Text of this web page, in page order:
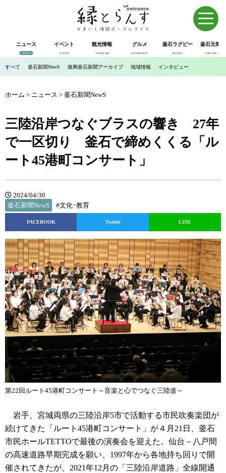
ニュース
NEWS
イベント
EVENT
観光情報
TOURISM
グルメ
GOURUMET
釜石ラグビー
RUGBY
釜石元気
ONLINE SHOP
すべて 釜石新聞NewS 復興釜石新聞アーカイブ 地域情報 インタビュー
ホーム > ニュース > 釜石新聞NewS
三陸沿岸つなぐブラスの響き 27年
で一区切り 釜石で締めくくる「ル
ート45港町コンサート」
2024/04/30
釜石新聞NewS
#文化･教育
FACEBOOK Twitter LINE
第22回ルート45港町コンサート～音楽と心でつなぐ三陸道～
岩手、宮城両県の三陸沿岸5市で活動する市民吹奏楽団が
続けてきた「ルート45港町コンサート」が４月21日、釜石
市民ホールTETTOで最後の演奏会を迎えた。仙台－八戸間
の高速道路早期完成を願い、1997年から各地持ち回りで開
催されてきたが、2021年12月の「三陸沿岸道路」全線開通